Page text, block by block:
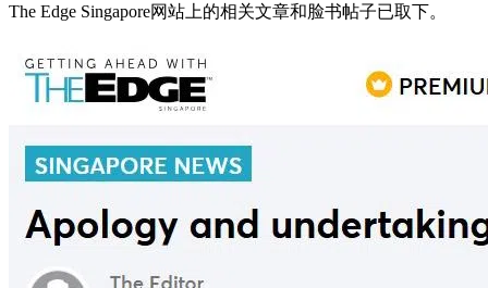
The Edge Singapore网站上的相关文章和脸书帖子已取下。